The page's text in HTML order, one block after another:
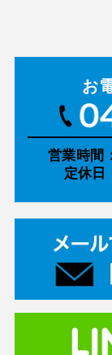
お
営業時間
定休日